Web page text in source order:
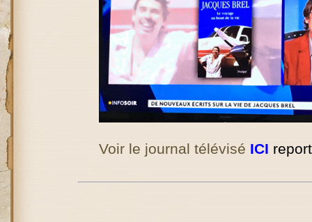
Voir le journal télévisé ICI